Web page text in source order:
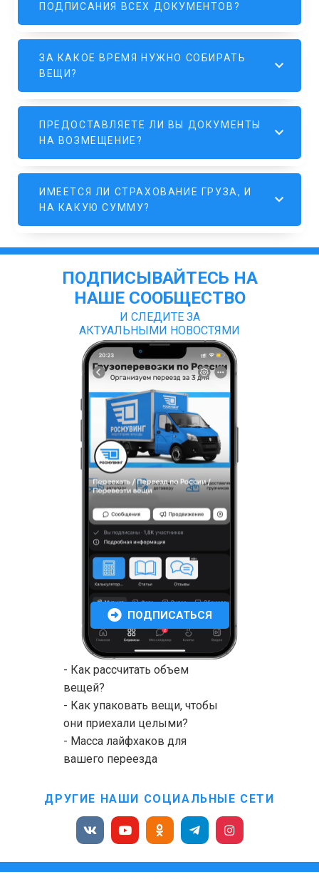
ПОДПИСАНИЯ ВСЕХ ДОКУМЕНТОВ?
ЗА КАКОЕ ВРЕМЯ НУЖНО СОБИРАТЬ
ВЕЩИ?
ПРЕДОСТАВЛЯЕТЕ ЛИ ВЫ ДОКУМЕНТЫ
НА ВОЗМЕЩЕНИЕ?
ИМЕЕТСЯ ЛИ СТРАХОВАНИЕ ГРУЗА, И
НА КАКУЮ СУММУ?
ПОДПИСЫВАЙТЕСЬ НА
НАШЕ СООБЩЕСТВО
И СЛЕДИТЕ ЗА
АКТУАЛЬНЫМИ НОВОСТЯМИ
- Как рассчитать объем
вещей?
- Как упаковать вещи, чтобы
они приехали целыми?
- Масса лайфхаков для
вашего переезда
ПОДПИСАТЬСЯ
ДРУГИЕ НАШИ СОЦИАЛЬНЫЕ СЕТИ